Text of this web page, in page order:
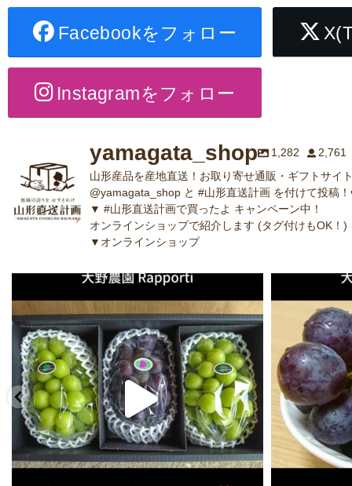
Facebookをフォロー
Instagramをフォロー
yamagata_shop 1,282
2,761
山形産品を産地直送！お取り寄せ通販・ギフトサイ
@yamagata_shop と #山形直送計画 を付けて投稿
▼ #山形直送計画で買ったよ キャンペーン中！
オンラインショップで紹介します (タグ付けもOK！)
▼オンラインショップ